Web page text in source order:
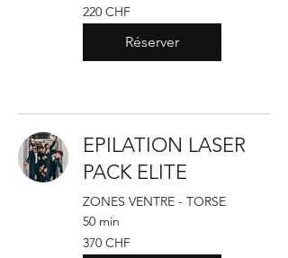
220
francs
suisses
220 CHF
Réserver
EPILATION LASER
PACK ELITE
ZONES VENTRE - TORSE
50 min
370
francs
370 CHF